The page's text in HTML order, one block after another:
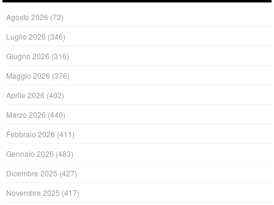
Agosto 2026 (73)
Luglio 2026 (346)
Giugno 2026 (316)
Maggio 2026 (376)
Aprile 2026 (402)
Marzo 2026 (440)
Febbraio 2026 (411)
Gennaio 2026 (483)
Dicembre 2025 (427)
Novembre 2025 (417)